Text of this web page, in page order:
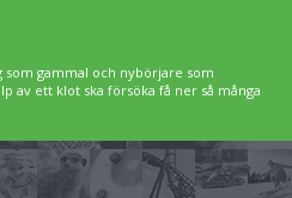
som gammal och nybörjare som
av ett klot ska försöka få ner så många